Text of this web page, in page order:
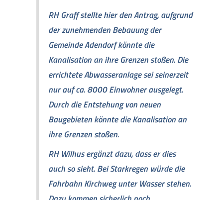
RH Graff stellte hier den Antrag, aufgrund
der zunehmenden Bebauung der
Gemeinde Adendorf könnte die
Kanalisation an ihre Grenzen stoßen. Die
errichtete Abwasseranlage sei seinerzeit
nur auf ca. 8000 Einwohner ausgelegt.
Durch die Entstehung von neuen
Baugebieten könnte die Kanalisation an
ihre Grenzen stoßen.
RH Wilhus ergänzt dazu, dass er dies
auch so sieht. Bei Starkregen würde die
Fahrbahn Kirchweg unter Wasser stehen.